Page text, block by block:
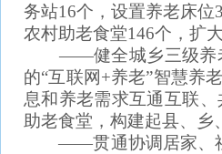
务站16个，设置养老床
农村助老食堂146个，扩
——健全城乡三级养老
的“互联网+养老”智慧养
息和养老需求互通互联
助老食堂，构建起县、
——贯通协调居家、社